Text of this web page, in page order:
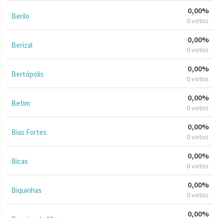
Berilo
0,00%
0 votos
Berizal
0,00%
0 votos
Bertópolis
0,00%
0 votos
Betim
0,00%
0 votos
Bias Fortes
0,00%
0 votos
Bicas
0,00%
0 votos
Biquinhas
0,00%
0 votos
0,00%